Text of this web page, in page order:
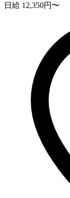
日給 12,350円〜